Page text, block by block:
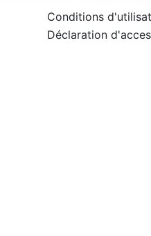
Conditions
Déclaration